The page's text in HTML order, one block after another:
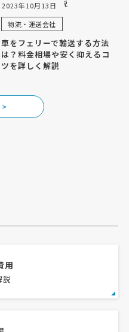
2023年10月13日
物流・運送会社
車をフェリーで輸送する方法
は？料金相場や安く抑えるコ
ツを詳しく解説
>
用
説